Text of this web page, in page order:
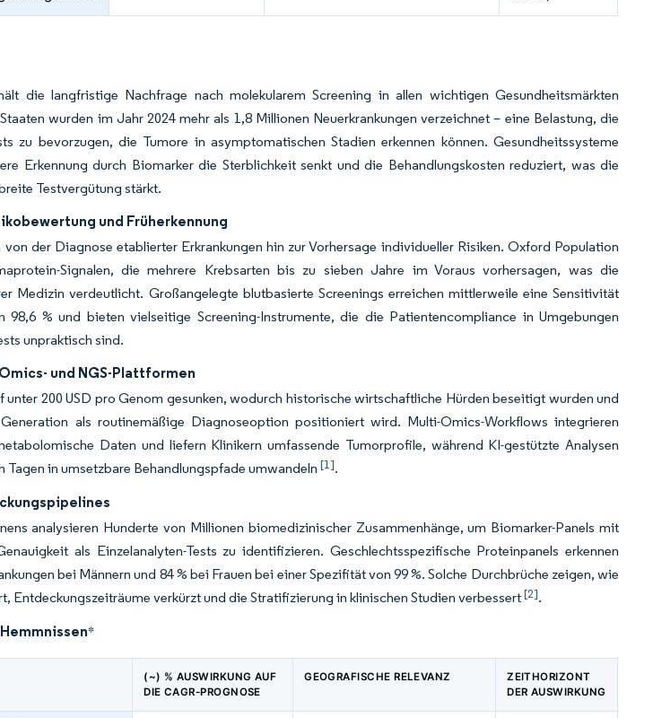
die langfristige Nachfrage nach molekularem Screening in allen wichtigen Gesundheitsmärkten
wurden im Jahr 2024 mehr als 1,8 Millionen Neuerkrankungen verzeichnet – eine Belastung, die
zu bevorzugen, die Tumore in asymptomatischen Stadien erkennen können. Gesundheitssysteme
Erkennung durch Biomarker die Sterblichkeit senkt und die Behandlungskosten reduziert, was die
Testvergütung stärkt.
und Früherkennung
der Diagnose etablierter Erkrankungen hin zur Vorhersage individueller Risiken. Oxford Population
Signalen, die mehrere Krebsarten bis zu sieben Jahre im Voraus vorhersagen, was die
Medizin verdeutlicht. Großangelegte blutbasierte Screenings erreichen mittlerweile eine Sensitivität
% und bieten vielseitige Screening-Instrumente, die die Patientencompliance in Umgebungen
unpraktisch sind.
und NGS-Plattformen
unter 200 USD pro Genom gesunken, wodurch historische wirtschaftliche Hürden beseitigt wurden und
als routinemäßige Diagnoseoption positioniert wird. Multi-Omics-Workflows integrieren
Daten und liefern Klinikern umfassende Tumorprofile, während KI-gestützte Analysen
Tagen in umsetzbare Behandlungspfade umwandeln[1].
analysieren Hunderte von Millionen biomedizinischer Zusammenhänge, um Biomarker-Panels mit
als Einzelanalyten-Tests zu identifizieren. Geschlechtsspezifische Proteinpanels erkennen
bei Männern und 84 % bei Frauen bei einer Spezifität von 99 %. Solche Durchbrüche zeigen, wie
Entdeckungszeiträume verkürzt und die Stratifizierung in klinischen Studien verbessert[2].
*
(~) % AUSWIRKUNG AUF
DIE CAGR-PROGNOSE
GEOGRAFISCHE RELEVANZ
ZEITHORIZONT
DER AUSWIRKUNG